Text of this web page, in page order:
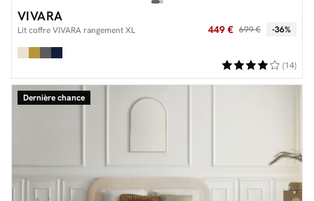
VIVARA
Lit coffre VIVARA rangement XL 449 € 699 € -36%
(14)
Dernière chance